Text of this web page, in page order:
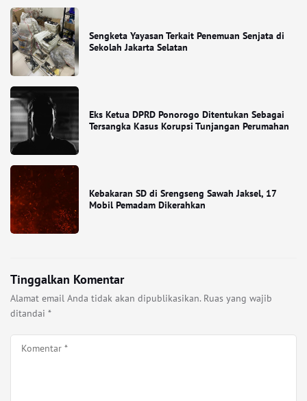
Sengketa Yayasan Terkait Penemuan Senjata di
Sekolah Jakarta Selatan
Eks Ketua DPRD Ponorogo Ditentukan Sebagai
Tersangka Kasus Korupsi Tunjangan Perumahan
Kebakaran SD di Srengseng Sawah Jaksel, 17
Mobil Pemadam Dikerahkan
Tinggalkan Komentar
Alamat email Anda tidak akan dipublikasikan. Ruas yang wajib
ditandai *